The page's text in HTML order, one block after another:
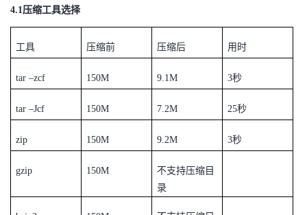
4.1压缩工具选择
工具 压缩前 压缩后 用时
tar –zcf 150M 9.1M 3秒
tar –Jcf 150M 7.2M 25秒
zip 150M 9.2M 3秒
gzip 150M
不支持压缩目
录